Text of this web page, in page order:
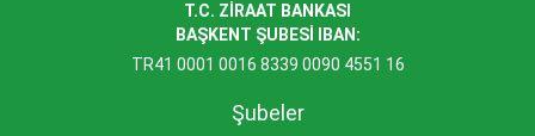
T.C. ZİRAAT BANKASI
BAŞKENT ŞUBESİ IBAN:
TR41 0001 0016 8339 0090 4551 16
Şubeler